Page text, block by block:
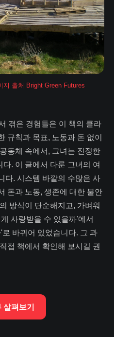
지 출처 Bright Green Futures
겪은 경험들은 이 책의 클라
규칙과 목표, 노동과 돈 없이
동체 속에서, 그녀는 진정한
. 이 글에서 다룬 그녀의 여
다. 시스템 바깥의 수많은 사
돈과 노동, 생존에 대한 불안
방식이 단순해지고, 가벼워
사랑받을 수 있을까'에서
바뀌어 있었습니다. 그 과
접 책에서 확인해 보시길 권
살펴보기